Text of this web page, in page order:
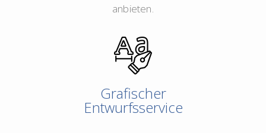
anbieten.
Grafischer
Entwurfsservice